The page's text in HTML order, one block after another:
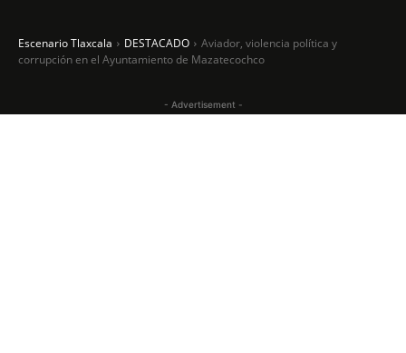
Escenario Tlaxcala DESTACADO
Aviador, violencia política y
corrupción en el Ayuntamiento de Mazatecochco
- Advertisement -